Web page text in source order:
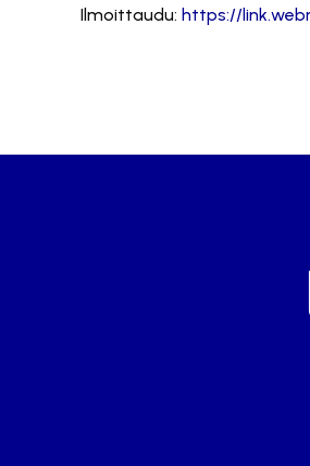
Ilmoittaudu: https://